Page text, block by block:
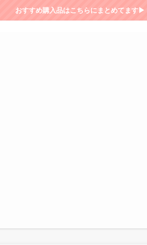
おすすめ購入品はこちらにまとめてます▶︎